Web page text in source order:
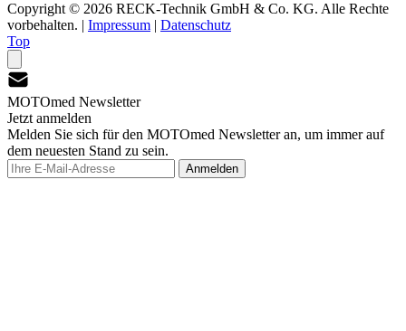
Copyright © 2026 RECK-Technik GmbH & Co. KG. Alle Rechte
vorbehalten. | Impressum | Datenschutz
Top
MOTOmed Newsletter
Jetzt anmelden
Melden Sie sich für den MOTOmed Newsletter an, um immer auf
dem neuesten Stand zu sein.
Anmelden